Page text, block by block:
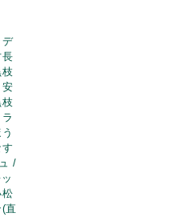
/
直